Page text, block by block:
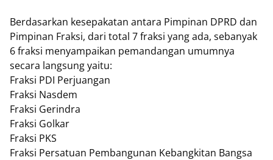
​Berdasarkan kesepakatan antara Pimpinan DPRD dan
Pimpinan Fraksi, dari total 7 fraksi yang ada, sebanyak
6 fraksi menyampaikan pemandangan umumnya
secara langsung yaitu:
​Fraksi PDI Perjuangan
​Fraksi Nasdem
​Fraksi Gerindra
​Fraksi Golkar
​Fraksi PKS
​Fraksi Persatuan Pembangunan Kebangkitan Bangsa